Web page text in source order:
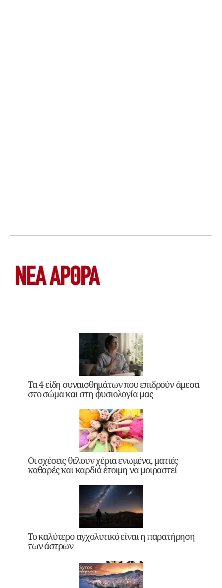
ΝΕΑ ΆΡΘΡΑ
Τα 4 είδη συναισθημάτων που επιδρούν άμεσα
στο σώμα και στη φυσιολογία μας
Οι σχέσεις θέλουν χέρια ενωμένα, ματιές
καθαρές και καρδιά έτοιμη να μοιραστεί
Το καλύτερο αγχολυτικό είναι η παρατήρηση
των άστρων